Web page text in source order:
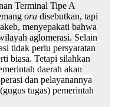
Terminal Tipe A
ora disebutkan, tapi
menyepakati bahwa
aglomerasi. Selain
tidak perlu persyaratan
biasa. Tetapi silahkan
daerah akan
dan pelayanannya
tugas) pemerintah